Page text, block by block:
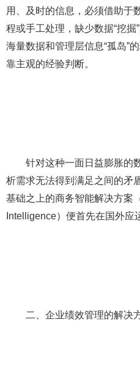
用、及时的信息，必须借助
程或手工处理，缺少数据“挖
海量数据和管理层信息“孤岛”
靠主观的经验判断。
针对这种一面日益膨胀的
析需求无法得到满足之间的矛
基础之上的商务智能解决方案
Intelligence）便首先在国外应
二、企业绩效管理的解决